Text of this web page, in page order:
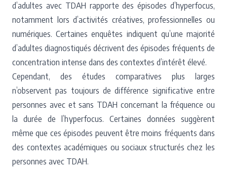
d’adultes avec TDAH rapporte des épisodes d’hyperfocus,
notamment lors d’activités créatives, professionnelles ou
numériques. Certaines enquêtes indiquent qu’une majorité
d’adultes diagnostiqués décrivent des épisodes fréquents de
concentration intense dans des contextes d’intérêt élevé.
Cependant, des études comparatives plus larges
n’observent pas toujours de différence significative entre
personnes avec et sans TDAH concernant la fréquence ou
la durée de l’hyperfocus. Certaines données suggèrent
même que ces épisodes peuvent être moins fréquents dans
des contextes académiques ou sociaux structurés chez les
personnes avec TDAH.